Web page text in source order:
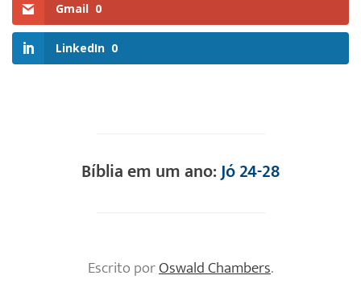
Gmail 0
LinkedIn 0
Bíblia em um ano:Jó 24-28
Escrito porOswald Chambers.